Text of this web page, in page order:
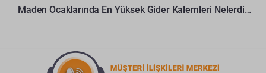
Maden Ocaklarında En Yüksek Gider Kalemleri Nelerdir?